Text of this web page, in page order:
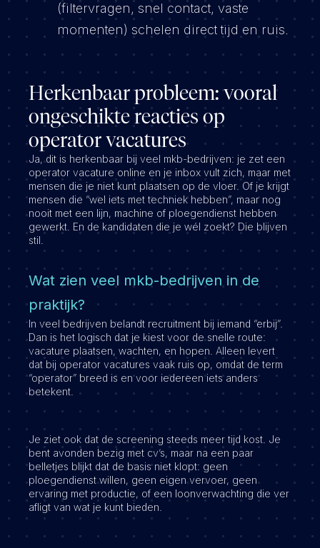
(filtervragen, snel contact, vaste
momenten) schelen direct tijd en ruis.
Herkenbaar probleem: vooral
ongeschikte reacties op
operator vacatures
Ja, dit is herkenbaar bij veel mkb-bedrijven: je zet een
operator vacature online en je inbox vult zich, maar met
mensen die je niet kunt plaatsen op de vloer. Of je krijgt
mensen die “wel iets met techniek hebben”, maar nog
nooit met een lijn, machine of ploegendienst hebben
gewerkt. En de kandidaten die je wél zoekt? Die blijven
stil.
Wat zien veel mkb-bedrijven in de
praktijk?
In veel bedrijven belandt recruitment bij iemand “erbij”.
Dan is het logisch dat je kiest voor de snelle route:
vacature plaatsen, wachten, en hopen. Alleen levert
dat bij operator vacatures vaak ruis op, omdat de term
“operator” breed is en voor iedereen iets anders
betekent.
Je ziet ook dat de screening steeds meer tijd kost. Je
bent avonden bezig met cv’s, maar na een paar
belletjes blijkt dat de basis niet klopt: geen
ploegendienst willen, geen eigen vervoer, geen
ervaring met productie, of een loonverwachting die ver
afligt van wat je kunt bieden.